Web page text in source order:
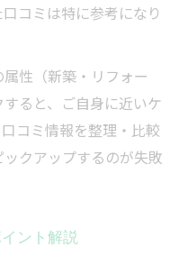
コミは特に参考になり
性（新築・リフォー
ると、ご自身に近いケ
コミ情報を整理・比較
クアップするのが失敗
ント解説